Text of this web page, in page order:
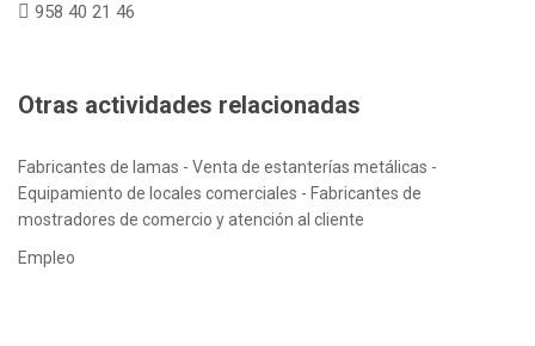
958 40 21 46
Otras actividades relacionadas
Fabricantes de lamas - Venta de estanterías metálicas -
Equipamiento de locales comerciales - Fabricantes de
mostradores de comercio y atención al cliente
Empleo